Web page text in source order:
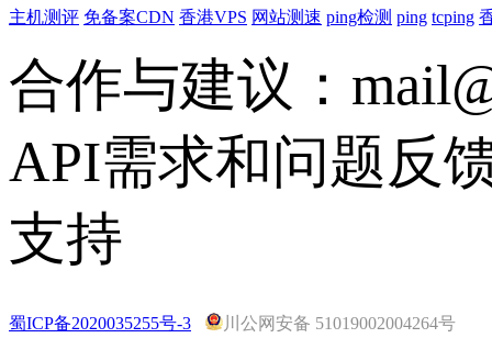
主机测评 免备案CDN 香港VPS 网站测速 ping检测 ping tcping
合作与建议：
API需求和问题反
支持
蜀ICP备2020035255号-3 川公网安备 51019002004264号